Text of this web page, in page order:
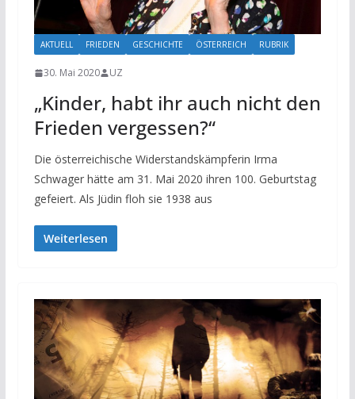
AKTUELL FRIEDEN GESCHICHTE ÖSTERREICH RUBRIK
30. Mai 2020 UZ
„Kinder, habt ihr auch nicht den
Frieden vergessen?“
Die österreichische Widerstandskämpferin Irma
Schwager hätte am 31. Mai 2020 ihren 100. Geburtstag
gefeiert. Als Jüdin floh sie 1938 aus
Weiterlesen